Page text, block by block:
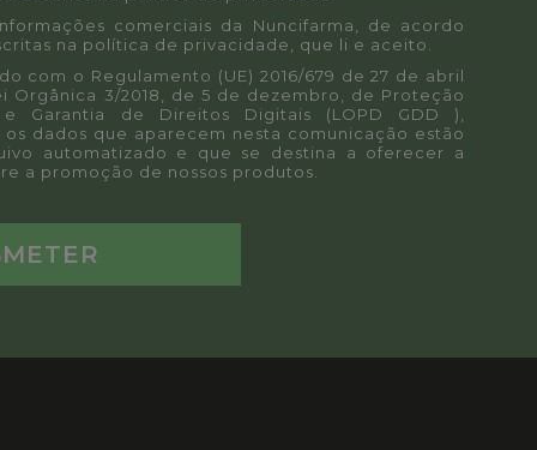
comerciais da Nuncifarma, de acordo
na política de privacidade
, que li e aceito.
com o Regulamento (UE) 2016/679 de 27 de abril
Orgânica 3/2018, de 5 de dezembro, de Proteção
Garantia de Direitos Digitais (LOPD GDD ),
dados que aparecem nesta comunicação estão
automatizado e que se destina a oferecer a
a promoção de nossos produtos.